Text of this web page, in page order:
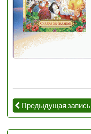
Предыдущая запись